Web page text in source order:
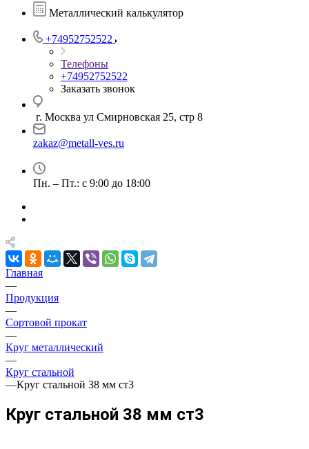
Металлический калькулятор
+74952752522
Телефоны
+74952752522
Заказать звонок
г. Москва ул Смирновская 25, стр 8
zakaz@metall-ves.ru
Пн. – Пт.: с 9:00 до 18:00
Главная
—
Продукция
—
Сортовой прокат
—
Круг металлический
—
Круг стальной
—Круг стальной 38 мм ст3
Круг стальной 38 мм ст3